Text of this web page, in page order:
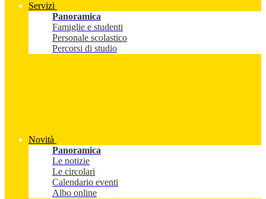
Servizi
Panoramica
Famiglie e studenti
Personale scolastico
Percorsi di studio
Novità
Panoramica
Le notizie
Le circolari
Calendario eventi
Albo online